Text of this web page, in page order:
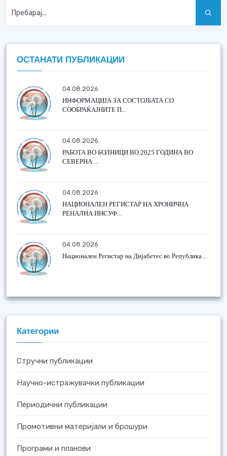
ОСТАНАТИ ПУБЛИКАЦИИ
04.08.2026
ИНФОРМАЦИЈА ЗА СОСТОЈБАТА СО
СООБРАЌАЈНИТЕ П...
04.08.2026
РАБОТА ВО БОЛНИЦИ ВО 2025 ГОДИНА ВО
СЕВЕРНА ...
04.08.2026
НАЦИОНАЛЕН РЕГИСТАР НА ХРОНИЧНА
РЕНАЛНА ИНСУФ...
04.08.2026
Национален Регистар на Дијабетес во Република...
Категории
Стручни публикации
Научно-истражувачки публикации
Периодични публикации
Промотивни материјали и брошури
Програми и планови